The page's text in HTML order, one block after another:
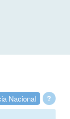
?
Nacional